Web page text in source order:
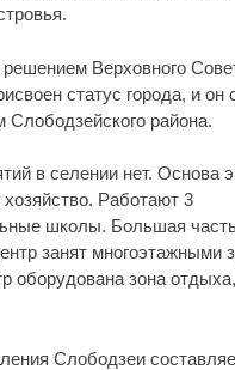
решением Верховного
статус города, и он
района.
в селении нет. Основа
хозяйство. Работают 3
школы. Большая
занят многоэтажными
оборудована зона
Слободзеи